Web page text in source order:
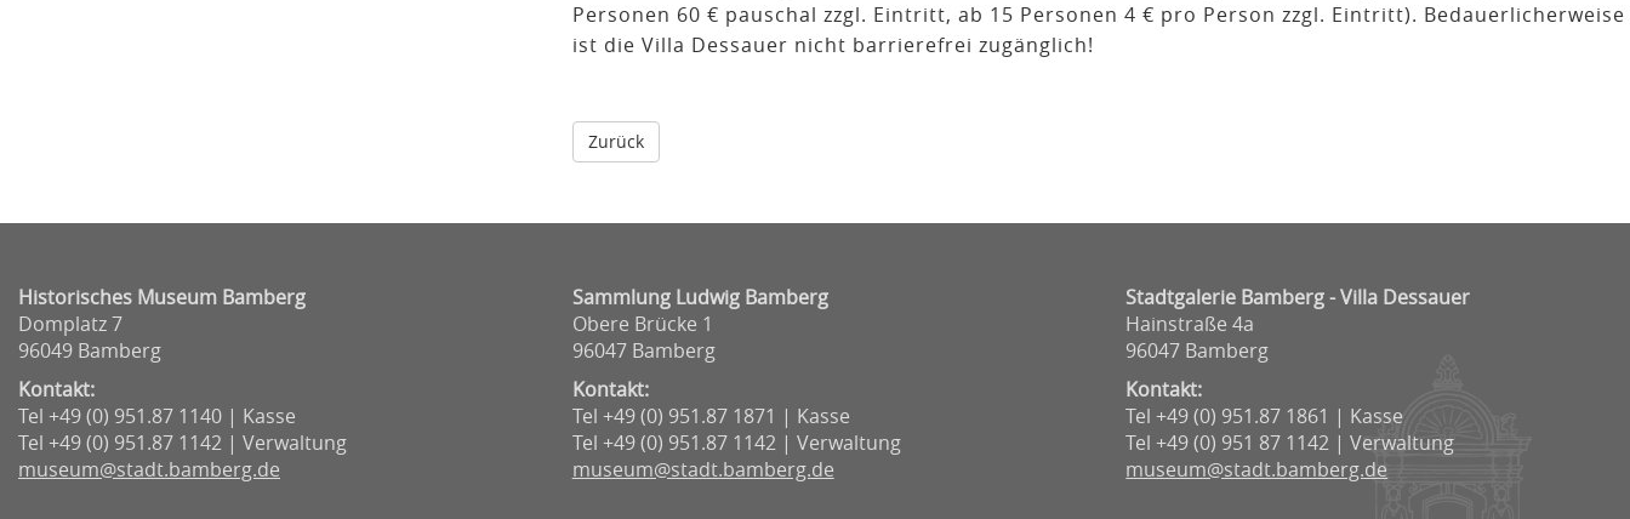
Personen 60 € pauschal zzgl. Eintritt, ab 15 Personen 4 € pro Person zzgl. Eintritt). Bedauerlicherweise
ist die Villa Dessauer nicht barrierefrei zugänglich!
Historisches Museum Bamberg
Domplatz 7
96049 Bamberg
Kontakt:
Tel +49 (0) 951.87 1140 | Kasse
Tel +49 (0) 951.87 1142 | Verwaltung
museum@stadt.bamberg.de
Sammlung Ludwig Bamberg
Obere Brücke 1
96047 Bamberg
Kontakt:
Tel +49 (0) 951.87 1871 | Kasse
Tel +49 (0) 951.87 1142 | Verwaltung
museum@stadt.bamberg.de
Stadtgalerie Bamberg - Villa Dessauer
Hainstraße 4a
96047 Bamberg
Kontakt:
Tel +49 (0) 951.87 1861 | Kasse
Tel +49 (0) 951 87 1142 | Verwaltung
museum@stadt.bamberg.de